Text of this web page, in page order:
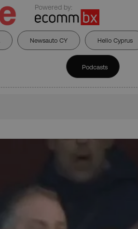
Powered by:
Newsauto CY Hello Cyprus
Podcasts